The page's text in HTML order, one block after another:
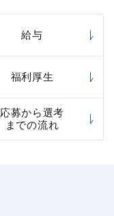
給与
福利厚生
応募から選考
までの流れ